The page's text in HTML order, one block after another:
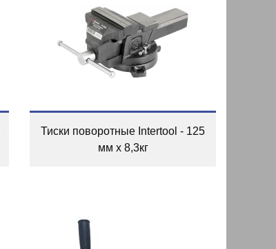
Тиски поворотные Intertool - 125
мм x 8,3кг